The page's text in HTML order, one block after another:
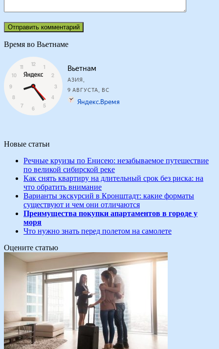
Время во Вьетнаме
Новые статьи
Речные круизы по Енисею: незабываемое путешествие
по великой сибирской реке
Как снять квартиру на длительный срок без риска: на
что обратить внимание
Варианты экскурсий в Кронштадт: какие форматы
существуют и чем они отличаются
Преимущества покупки апартаментов в городе у
моря
Что нужно знать перед полетом на самолете
Оцените статью